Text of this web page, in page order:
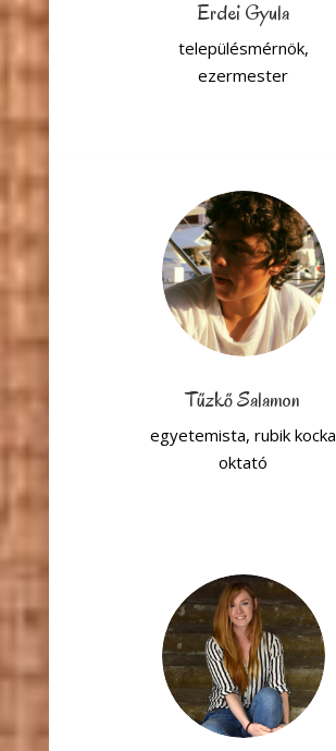
Erdei Gyula
településmérnök,
ezermester
Tűzkő Salamon
egyetemista, rubik kocka
oktató